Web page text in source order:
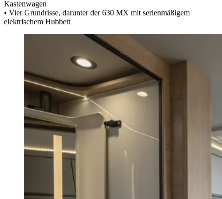
Kastenwagen
• Vier Grundrisse, darunter der 630 MX mit serienmäßigem
elektrischem Hubbett